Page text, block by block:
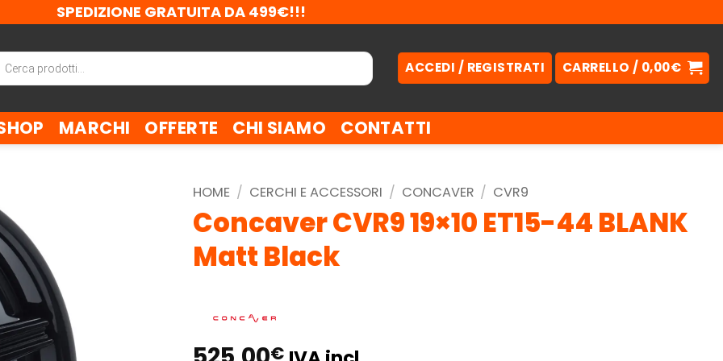
SPEDIZIONE GRATUITA DA 499€!!!
ACCEDI / REGISTRATI CARRELLO / 0,00€
MARCHI OFFERTE CHI SIAMO CONTATTI
HOME / CERCHI E ACCESSORI / CONCAVER / CVR9
Concaver CVR9 19×10 ET15-44 BLANK
Matt Black
€